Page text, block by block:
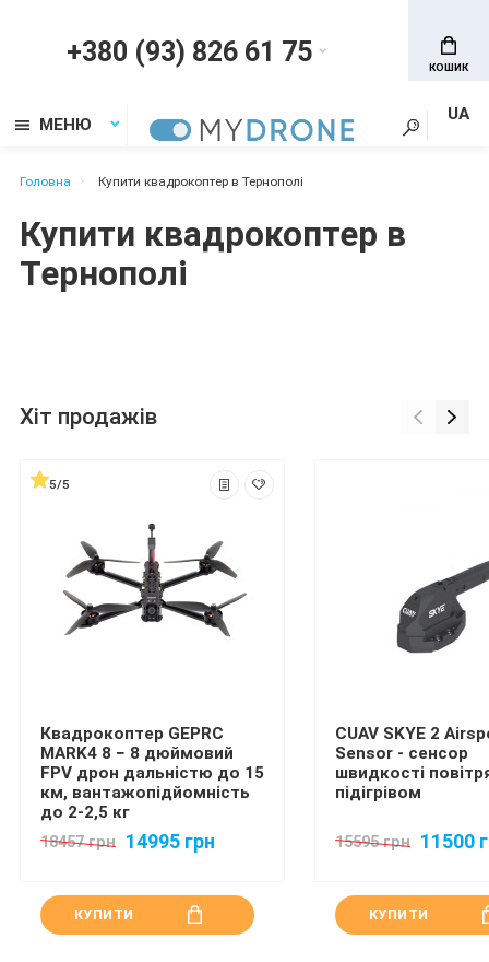
+380 (93) 826 61 75 КОШИК
МЕНЮ
UA
Головна Купити квадрокоптер в Тернополі
Купити квадрокоптер в
Тернополі
Хіт продажів
5/5
Квадрокоптер GEPRC
MARK4 8 − 8 дюймовий
FPV дрон дальністю до 15
км, вантажопідйомність
до 2-2,5 кг
18457 грн 14995 грн
КУПИТИ
CUAV SKYE 2
Sensor - сенсор
швидкості
підігрівом
15595 грн 11500
КУПИТИ